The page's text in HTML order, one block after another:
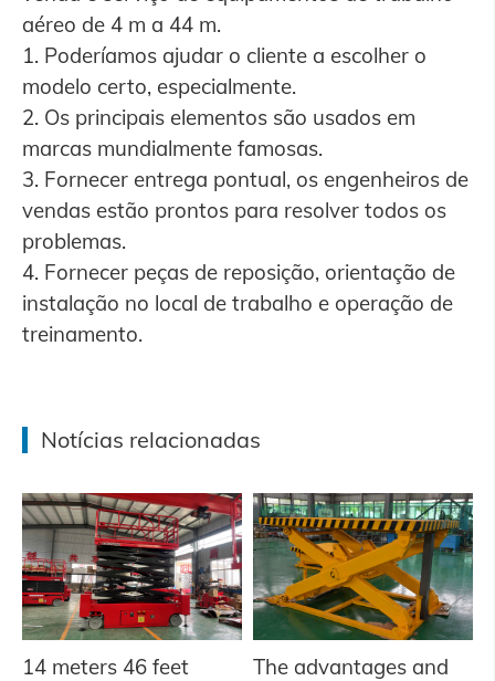
aéreo de 4 m a 44 m.
1. Poderíamos ajudar o cliente a escolher o
modelo certo, especialmente.
2. Os principais elementos são usados em
marcas mundialmente famosas.
3. Fornecer entrega pontual, os engenheiros de
vendas estão prontos para resolver todos os
problemas.
4. Fornecer peças de reposição, orientação de
instalação no local de trabalho e operação de
treinamento.
Notícias relacionadas
14 meters 46 feet
The advantages and